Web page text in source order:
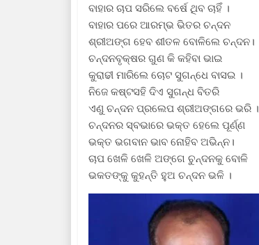
ବାହାର ଚାପ ସରିଲେ ବର୍ଷେ ଥିବ ଚାହିଁ ।
ବାହାର ପରେ ଆରମ୍ଭ ଭିତର ଚନ୍ଦନ
ଶ୍ରୀଅଙ୍ଗ ହେବ ଶୀତଳ ବୋଳିଲେ ଚନ୍ଦନ।
ଚନ୍ଦନବୃକ୍ଷର ଗୁଣ କି କହିବା ଭାଇ
କୁରାଢୀ ମାରିଲେ ଚୋଟ ସୁଗନ୍ଧେ ବାସଇ ।
ନିଜେ କଷ୍ଟସହି ଦିଏ ସୁଗନ୍ଧ ବିତରି
ଏଣୁ ଚନ୍ଦନ ପ୍ରଲେପ ଶ୍ରୀଅଙ୍ଗରେ ଭରି ।
ଚନ୍ଦନର ସ୍ବଭାରେ ଭକ୍ତ ହେଲେ ପୂର୍ଣ୍ଣ
ଭକ୍ତ ଭଗବାନ ଭାବ ନୋହିବ ଅଭିନ୍ନ।
ଚାପ ଖେଳି ଖେଳି ଅଙ୍ଗେ ଚୁନ୍ଦନକୁ ବୋଳି
ଭକତଙ୍କୁ କୁହନ୍ତି ହୁଅ ଚନ୍ଦନ ଭଳି ।